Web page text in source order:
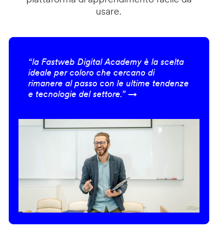
usare.
“la Fastweb Digital Academy è la scelta
ideale per coloro che cercano di
rimanere al passo con le ultime tendenze
e tecnologie del settore.” →